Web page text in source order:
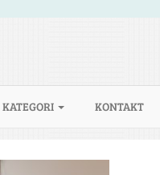
KATEGORI KONTAKT